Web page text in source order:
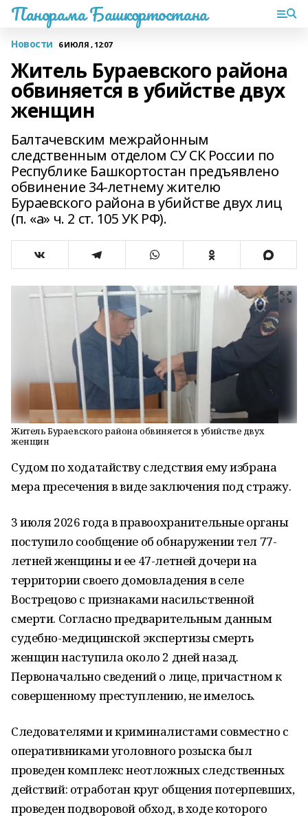
Панорама Башкортостана
Новости 6 ИЮЛЯ , 12:07
Житель Бураевского района
обвиняется в убийстве двух
женщин
Балтачевским межрайонным
следственным отделом СУ СК России по
Республике Башкортостан предъявлено
обвинение 34-летнему жителю
Бураевского района в убийстве двух лиц
(п. «а» ч. 2 ст. 105 УК РФ).
Житель Бураевского района обвиняется в убийстве двух
женщин
Судом по ходатайству следствия ему избрана
мера пресечения в виде заключения под стражу.
3 июля 2026 года в правоохранительные органы
поступило сообщение об обнаружении тел 77-
летней женщины и ее 47-летней дочери на
территории своего домовладения в селе
Вострецово с признаками насильственной
смерти. Согласно предварительным данным
судебно-медицинской экспертизы смерть
женщин наступила около 2 дней назад.
Первоначально сведений о лице, причастном к
совершенному преступлению, не имелось.
Следователями и криминалистами совместно с
оперативниками уголовного розыска был
проведен комплекс неотложных следственных
действий: отработан круг общения потерпевших,
проведен подворовой обход, в ходе которого